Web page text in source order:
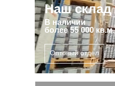
Наш склад
В наличии
более 55 000 кв.м.
Оптовый отдел